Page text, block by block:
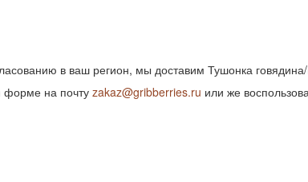
в ваш регион, мы доставим Тушонка
форме на почту zakaz@gribberries.ru или же